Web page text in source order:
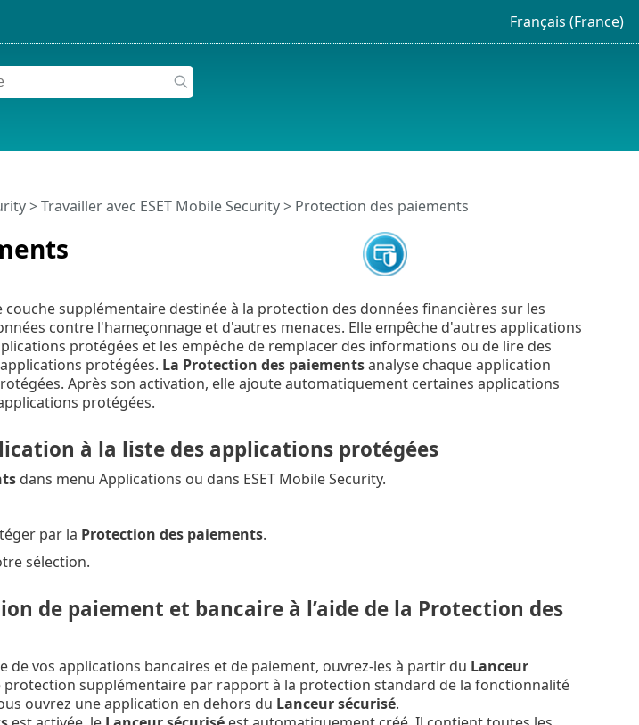
Français (France)
>Travailler avec ESET Mobile Security > Protection des paiements
supplémentaire destinée à la protection des données financières sur les
contre l'hameçonnage et d'autres menaces. Elle empêche d'autres applications
protégées et les empêche de remplacer des informations ou de lire des
protégées. La Protection des paiementsanalyse chaque application
Après son activation, elle ajoute automatiquement certaines applications
protégées.
à la liste des applications protégées
dans menu Applications ou dans ESET Mobile Security.
par la Protection des paiements.
sélection.
de paiement et bancaire à l’aide de la Protection des
vos applications bancaires et de paiement, ouvrez-les à partir du Lanceur
protection supplémentaire par rapport à la protection standard de la fonctionnalité
ouvrez une application en dehors du Lanceur sécurisé.